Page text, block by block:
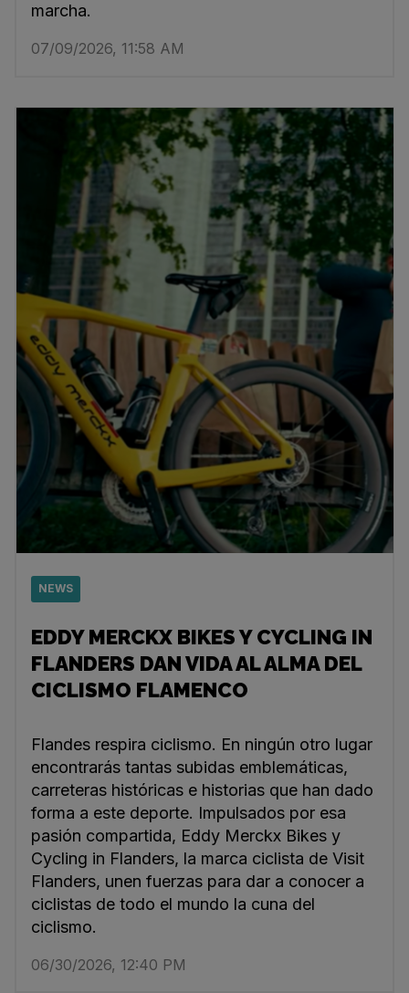
marcha.
07/09/2026, 11:58 AM
NEWS
EDDY MERCKX BIKES Y CYCLING IN
FLANDERS DAN VIDA AL ALMA DEL
CICLISMO FLAMENCO
Flandes respira ciclismo. En ningún otro lugar
encontrarás tantas subidas emblemáticas,
carreteras históricas e historias que han dado
forma a este deporte. Impulsados por esa
pasión compartida, Eddy Merckx Bikes y
Cycling in Flanders, la marca ciclista de Visit
Flanders, unen fuerzas para dar a conocer a
ciclistas de todo el mundo la cuna del
ciclismo.
06/30/2026, 12:40 PM